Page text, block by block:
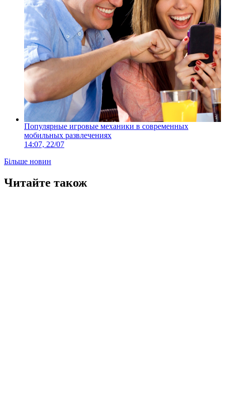
Популярные игровые механики в современных
мобильных развлечениях
14:07, 22/07
Більше новин
Читайте також